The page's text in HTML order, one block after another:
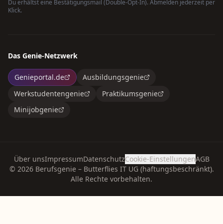
Du erhältst eine Bestätigungsmail (Double-Opt-In). Abmelden jederzeit per
Klick.
Das Genie-Netzwerk
Genieportal.de
Ausbildungsgenie
Werkstudentengenie
Praktikumsgenie
Minijobgenie
Über unsImpressumDatenschutzCookie-EinstellungenAGB
© 2026Berufsgenie – Butterflies IT UG (haftungsbeschränkt).
Alle Rechte vorbehalten.